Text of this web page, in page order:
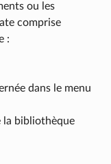
ou les
comprise
:
dans le menu
la bibliothèque